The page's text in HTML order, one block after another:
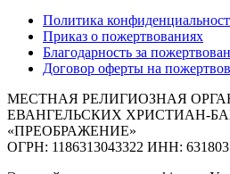
Политика
Приказ о пожертвованиях
Благодарность за
Договор оферты на
МЕСТНАЯ РЕЛИГИОЗНАЯ
ЕВАНГЕЛЬСКИХ ХРИСТИАН-
«ПРЕОБРАЖЕНИЕ»
ОГРН: 1186313043322 ИНН: